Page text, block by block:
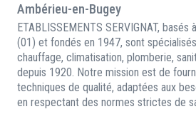
Ambérieu-en-Bugey
ETABLISSEMENTS SERVIGNAT,
(01) et fondés en 1947, sont
chauffage, climatisation, plomberie,
depuis 1920. Notre mission est de
techniques de qualité, adaptées aux
en respectant des normes strictes de